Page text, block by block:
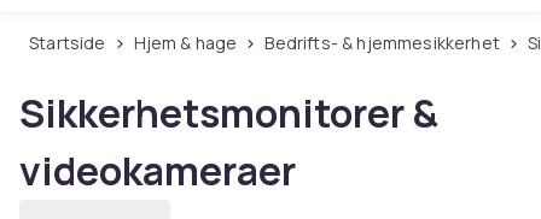
Startside Hjem & hage Bedrifts- & hjemmesikkerhet
Sikkerhetsmonitorer &
videokameraer